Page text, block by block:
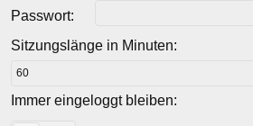
Passwort:
Sitzungslänge in Minuten:
Immer eingeloggt bleiben: